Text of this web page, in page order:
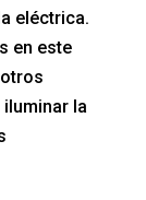
eléctrica.
en este
la